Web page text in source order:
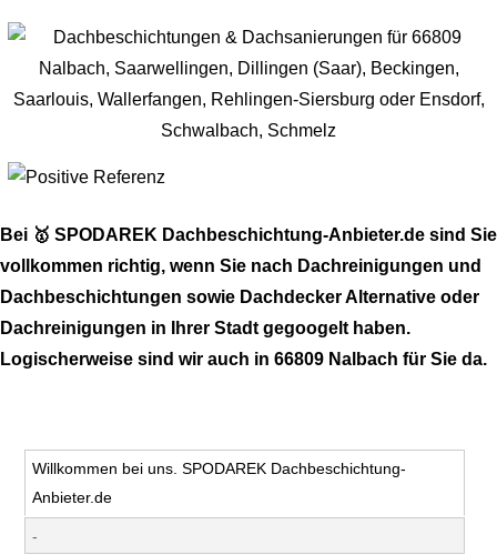
Bei 🥇 SPODAREK Dachbeschichtung-Anbieter.de sind Sie
vollkommen richtig, wenn Sie nach Dachreinigungen und
Dachbeschichtungen sowie Dachdecker Alternative oder
Dachreinigungen in Ihrer Stadt gegoogelt haben.
Logischerweise sind wir auch in 66809 Nalbach für Sie da.
Willkommen bei uns. SPODAREK Dachbeschichtung-
Anbieter.de
-